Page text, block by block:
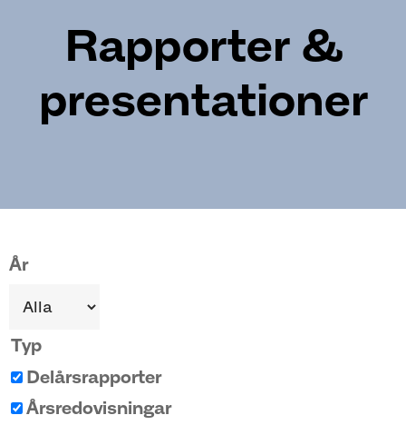
Rapporter &
presentationer
År
Typ
Delårsrapporter
Årsredovisningar
Pagination